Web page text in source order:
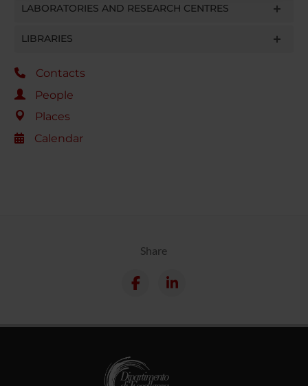
raccolto dal tuo utilizzo dei loro servizi.
LABORATORIES AND RESEARCH CENTRES
LIBRARIES
Contacts
People
Places
Calendar
Share